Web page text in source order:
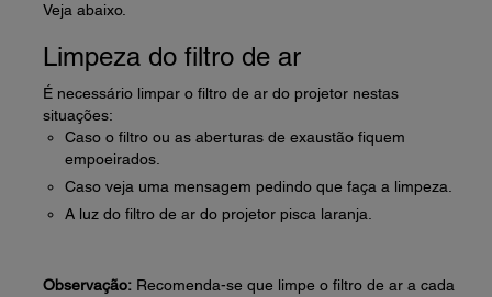
Veja abaixo.
Limpeza do filtro de ar
É necessário limpar o filtro de ar do projetor nestas
situações:
Caso o filtro ou as aberturas de exaustão fiquem
empoeirados.
Caso veja uma mensagem pedindo que faça a limpeza.
A luz do filtro de ar do projetor pisca laranja.
Observação: Recomenda-se que limpe o filtro de ar a cada